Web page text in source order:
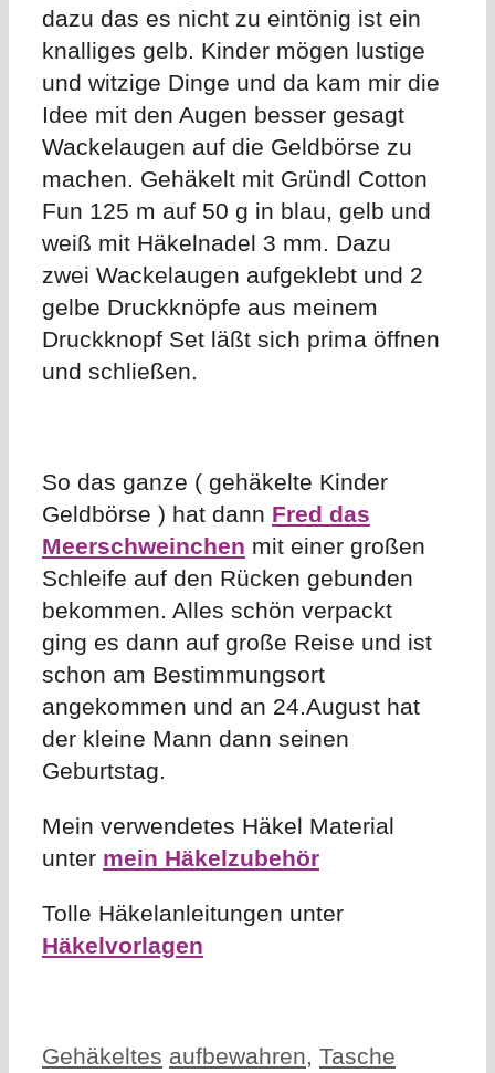
dazu das es nicht zu eintönig ist ein
knalliges gelb. Kinder mögen lustige
und witzige Dinge und da kam mir die
Idee mit den Augen besser gesagt
Wackelaugen auf die Geldbörse zu
machen. Gehäkelt mit Gründl Cotton
Fun 125 m auf 50 g in blau, gelb und
weiß mit Häkelnadel 3 mm. Dazu
zwei Wackelaugen aufgeklebt und 2
gelbe Druckknöpfe aus meinem
Druckknopf Set läßt sich prima öffnen
und schließen.
So das ganze ( gehäkelte Kinder
Geldbörse ) hat dann Fred das
Meerschweinchen mit einer großen
Schleife auf den Rücken gebunden
bekommen. Alles schön verpackt
ging es dann auf große Reise und ist
schon am Bestimmungsort
angekommen und an 24.August hat
der kleine Mann dann seinen
Geburtstag.
Mein verwendetes Häkel Material
unter mein Häkelzubehör
Tolle Häkelanleitungen unter
Häkelvorlagen
Kategorien
Gehäkeltes Schlagwörter
aufbewahren, Tasche